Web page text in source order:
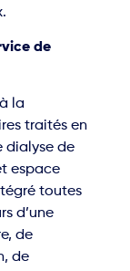
de
la
traités en
dialyse de
espace
toutes
d’une
de
de